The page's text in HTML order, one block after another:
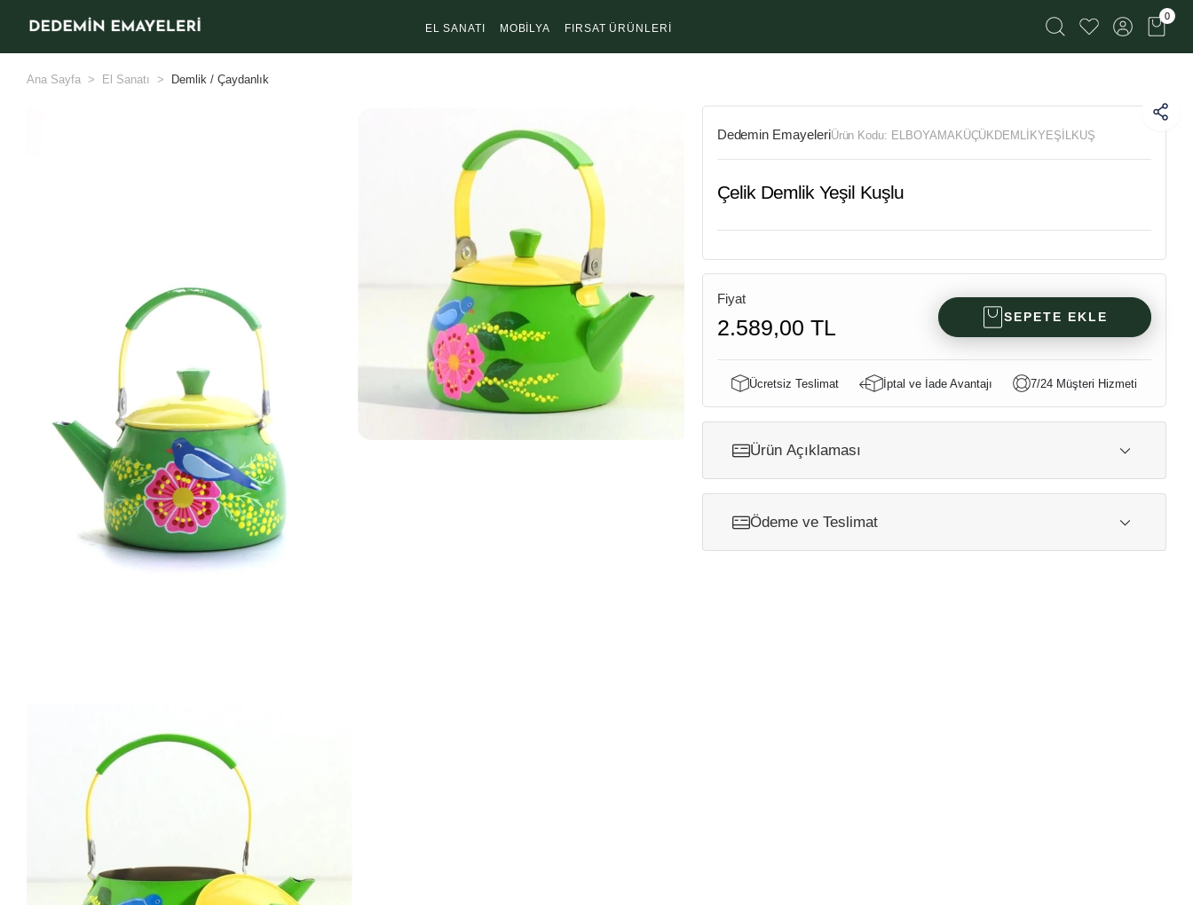
EL SANATI MOBİLYA FIRSAT ÜRÜNLERİ
0
Ana Sayfa El Sanatı Demlik / Çaydanlık
Dedemin EmayeleriÜrün Kodu: ELBOYAMAKÜÇÜKDEMLİKYEŞİLKUŞ
Çelik Demlik Yeşil Kuşlu
Fiyat
2.589,00 TL SEPETE EKLE
Ücretsiz Teslimat İptal ve İade Avantajı 7/24 Müşteri Hizmeti
Ürün Açıklaması
Ödeme ve Teslimat